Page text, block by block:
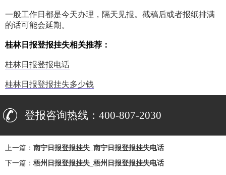
一般工作日都是今天办理，隔天见报。截稿后或者报纸排满
的话可能会延期。
桂林日报登报挂失相关推荐：
桂林日报登报电话
桂林日报登报挂失多少钱
登报咨询热线：400-807-2030
上一篇： 南宁日报登报挂失_南宁日报登报挂失电话
下一篇： 梧州日报登报挂失_梧州日报登报挂失电话